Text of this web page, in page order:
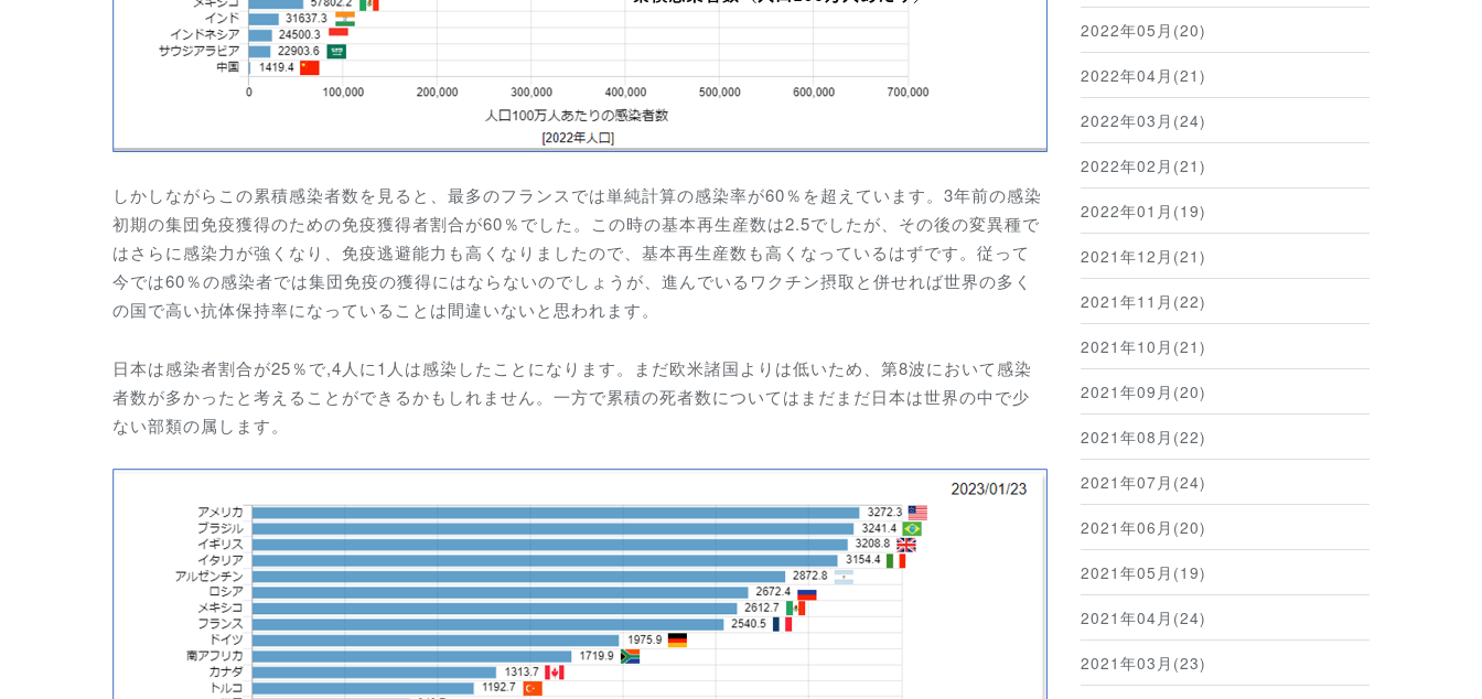
しかしながらこの累積感染者数を見ると、最多のフランスでは単純計算の感染率が60％を超えています。3年前の感染
初期の集団免疫獲得のための免疫獲得者割合が60％でした。この時の基本再生産数は2.5でしたが、その後の変異種で
はさらに感染力が強くなり、免疫逃避能力も高くなりましたので、基本再生産数も高くなっているはずです。従って
今では60％の感染者では集団免疫の獲得にはならないのでしょうが、進んでいるワクチン摂取と併せれば世界の多く
の国で高い抗体保持率になっていることは間違いないと思われます。
日本は感染者割合が25％で,4人に1人は感染したことになります。まだ欧米諸国よりは低いため、第8波において感染
者数が多かったと考えることができるかもしれません。一方で累積の死者数についてはまだまだ日本は世界の中で少
ない部類の属します。
2022年05月(20)
2022年04月(21)
2022年03月(24)
2022年02月(21)
2022年01月(19)
2021年12月(21)
2021年11月(22)
2021年10月(21)
2021年09月(20)
2021年08月(22)
2021年07月(24)
2021年06月(20)
2021年05月(19)
2021年04月(24)
2021年03月(23)